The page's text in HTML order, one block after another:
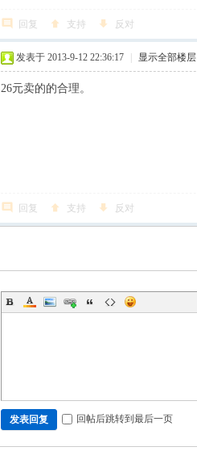
回复 支持 反对
发表于 2013-9-12 22:36:17 显示全部楼层
26元卖的的合理。
回复 支持 反对
发表回复 回帖后跳转到最后一页